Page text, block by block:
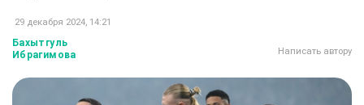
29 декабря 2024, 14:21
Бахытгуль
Ибрагимова
Написать автору